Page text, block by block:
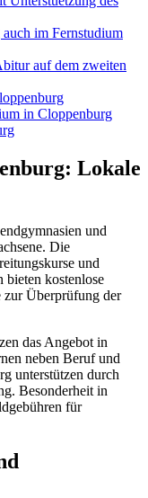
im Fernstudium
auf dem zweiten
in Cloppenburg
Lokale
und
Die
und
kostenlose
zur Überprüfung der
das Angebot in
neben Beruf und
unterstützen durch
Besonderheit in
für